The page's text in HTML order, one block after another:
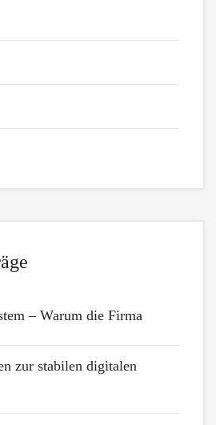
– Warum die Firma
zur stabilen digitalen